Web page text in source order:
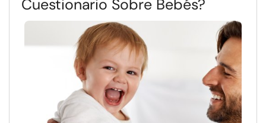
Cuestionario Sobre Bebés?